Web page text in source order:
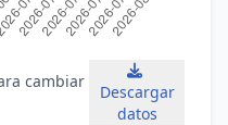
cambiar
Descargar
datos